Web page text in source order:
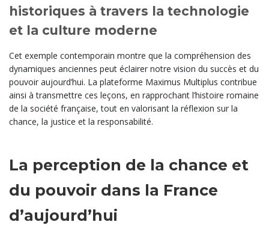
historiques à travers la technologie
et la culture moderne
Cet exemple contemporain montre que la compréhension des
dynamiques anciennes peut éclairer notre vision du succès et du
pouvoir aujourd’hui. La plateforme Maximus Multiplus contribue
ainsi à transmettre ces leçons, en rapprochant l’histoire romaine
de la société française, tout en valorisant la réflexion sur la
chance, la justice et la responsabilité.
La perception de la chance et
du pouvoir dans la France
d’aujourd’hui